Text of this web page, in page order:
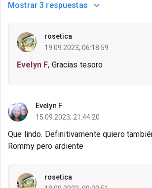
Mostrar 3 respuestas
rosetica
19.09.2023, 06:18:59
Evelyn F, Gracias tesoro
Evelyn F
15.09.2023, 21:44:20
Que lindo. Definitivamente quiero
Rommy pero ardiente
rosetica